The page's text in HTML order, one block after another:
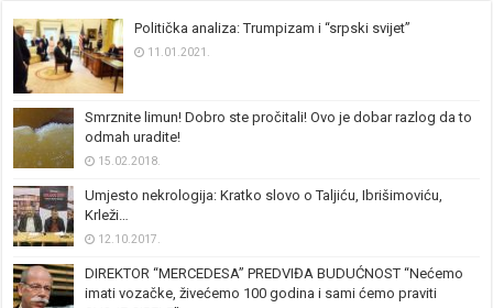
Politička analiza: Trumpizam i “srpski svijet”
11.01.2021.
Smrznite limun! Dobro ste pročitali! Ovo je dobar razlog da to
odmah uradite!
15.02.2018.
Umjesto nekrologija: Kratko slovo o Taljiću, Ibrišimoviću,
Krleži…
12.10.2017.
DIREKTOR “MERCEDESA” PREDVIĐA BUDUĆNOST “Nećemo
imati vozačke, živećemo 100 godina i sami ćemo praviti